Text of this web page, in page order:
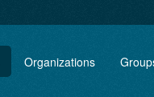
Organizations